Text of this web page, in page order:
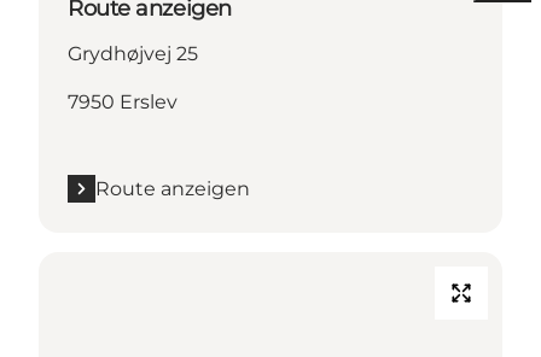
Route anzeigen
Grydhøjvej 25
7950 Erslev
Route anzeigen